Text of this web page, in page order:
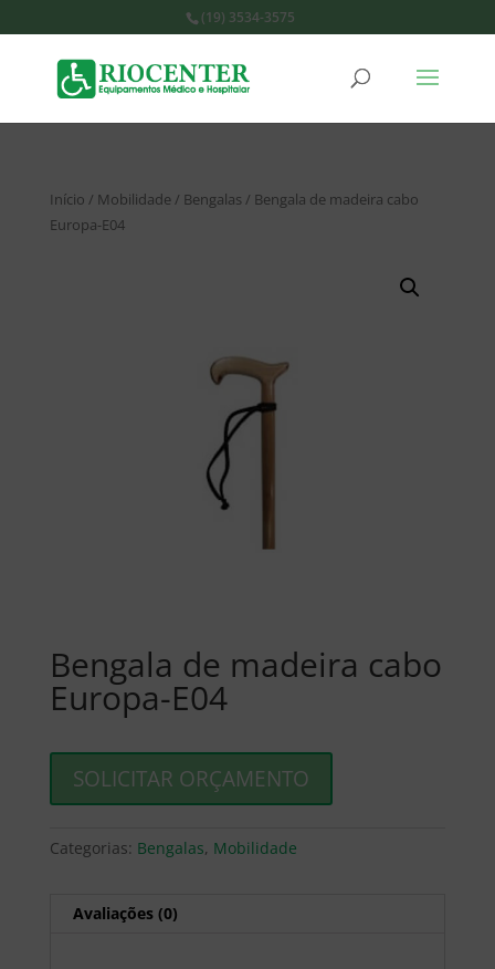
(19) 3534-3575
Início / Mobilidade/ Bengalas / Bengala de madeira cabo
Europa-E04
Bengala de madeira cabo
Europa-E04
SOLICITAR ORÇAMENTO
Categorias: Bengalas, Mobilidade
Avaliações (0)